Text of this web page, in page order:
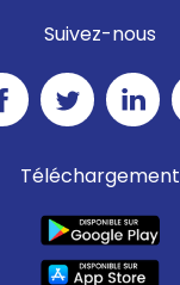
Suivez-nous
Téléchargement